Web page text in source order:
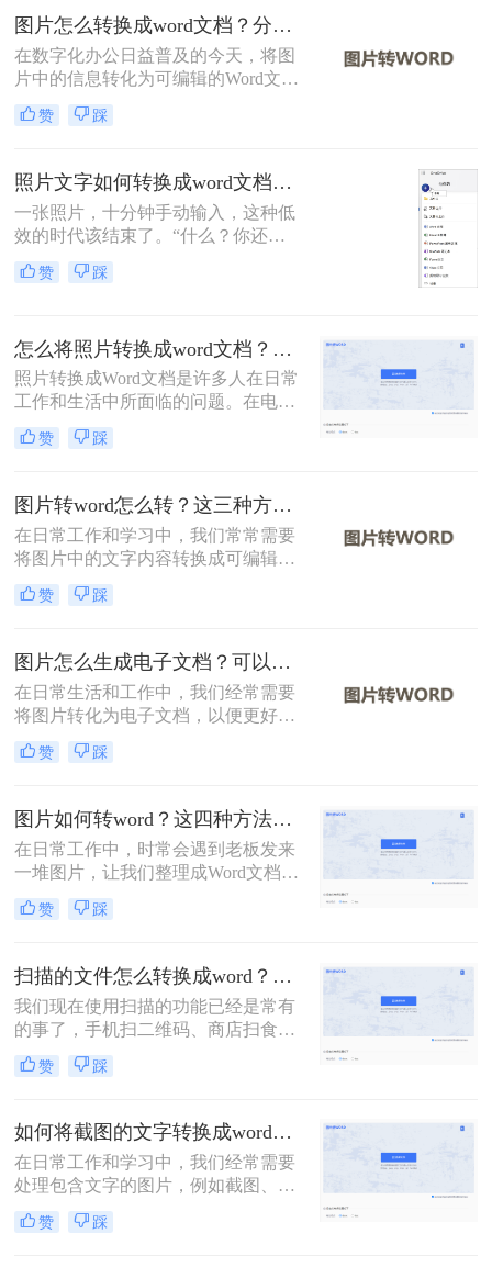
文档？”无论是会议纪要的拍照图、
纸质资料的扫描件，还是网页上无法
复制的截图，手动输入耗时费力还易
出错
图片怎么转换成word文档？分享三种实用方法指南！
在数字化办公日益普及的今天，将图
片中的信息转化为可编辑的Word文档
变得尤为重要。那么图片怎么转换成
word文档呢？本文将介绍三种常见的
赞 踩
照片文字如何转换成word文档？这4个方法轻松转换！
一张照片，十分钟手动输入，这种低
效的时代该结束了。“什么？你还在
对着照片一个字一个字敲键盘？”作
为一名与电脑办公软件打了多年交道
赞 踩
怎么将照片转换成word文档？教你三种转换方法！
照片转换成Word文档是许多人在日常
工作和生活中所面临的问题。在电子
文档的使用越来越广泛的今天，将照
片转换成可编辑的Word文档可以大大
转换成word文档呢？下面将详细介绍
几种将照片转换成Word文档的方法，
希望对您有所帮助。
赞 踩
图片转word怎么转？这三种方法学习一下！
在日常工作和学习中，我们常常需要
将图片中的文字内容转换成可编辑的
Word文档。那么图片转word怎么转
呢？为了帮助您轻松实现这一转换，
Word的方法。
赞 踩
图片怎么生成电子文档？可以试试这三个方法！
在日常生活和工作中，我们经常需要
将图片转化为电子文档，以便更好地
编辑、存储和分享。那么图片怎么生
成电子文档呢？本文将介绍三种将图
实现这一需求。
赞 踩
图片如何转word？这四种方法帮你转换！
在日常工作中，时常会遇到老板发来
一堆图片，让我们整理成Word文档再
发给他的情况！如果图片很少，还可
以一个字一个字敲击键盘整理，如果
显得力不从心了！该怎么办呢？下面
转转师妹就教大家四个图片如何转
word方法！
赞 踩
扫描的文件怎么转换成word？教你三种转换方法！
我们现在使用扫描的功能已经是常有
的事了，手机扫二维码、商店扫食品
条形码等等。这些都是我们现在对于
扫描功能的应用，那么我们可以在工
吗？接下来就让我们来给大家介绍扫
描的文件怎么转换成word吧！
赞 踩
如何将截图的文字转换成word？四种简单好用方法分享！
在日常工作和学习中，我们经常需要
处理包含文字的图片，例如截图、扫
描文档等。为了更高效地利用这些信
息，将截图中的文字提取出来显得尤
赞 踩